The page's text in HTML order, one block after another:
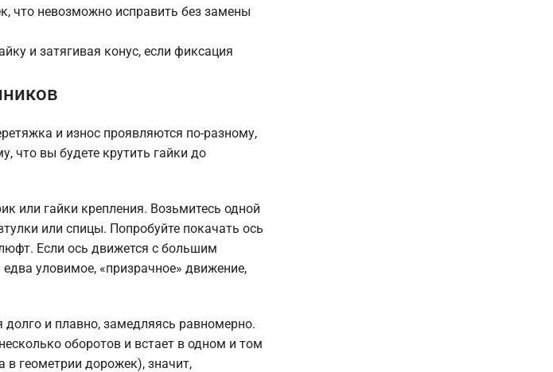
что невозможно исправить без замены
и затягивая конус, если фиксация
и износ проявляются по-разному,
что вы будете крутить гайки до
или гайки крепления. Возьмитесь одной
или спицы. Попробуйте покачать ось
Если ось движется с большим
уловимое, «призрачное» движение,
и плавно, замедляясь равномерно.
оборотов и встает в одном и том
в геометрии дорожек), значит,